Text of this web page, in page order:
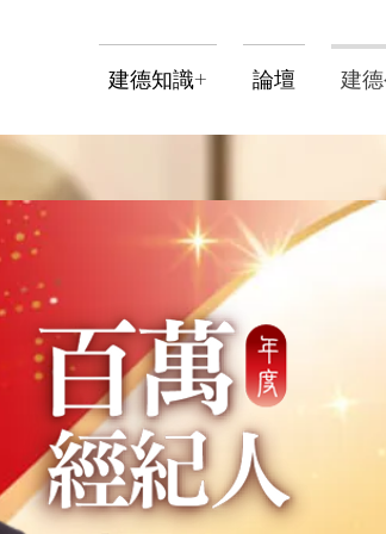
建德知識+ 論壇 建